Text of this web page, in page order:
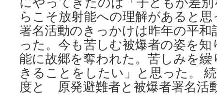
らこそ放射能への理解があると
署名活動のきっかけは昨年の平
った。今も苦しむ被爆者の姿を
能に故郷を奪われた。苦しみを
きることをしたい」と思った。
度と 原発避難者と被爆者署名